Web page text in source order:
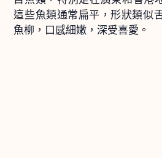
這些魚類通常扁平，形狀類似
魚柳，口感細嫩，深受喜愛。